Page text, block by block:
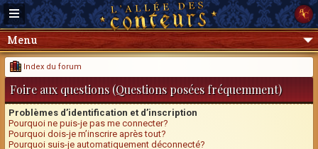
Menu
Index du forum
Foire aux questions (Questions posées fréquemment)
Problèmes d’identification et d’inscription
Pourquoi ne puis-je pas me connecter?
Pourquoi dois-je m’inscrire après tout?
Pourquoi suis-je automatiquement déconnecté?